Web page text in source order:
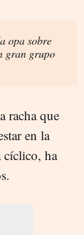
opa sobre
gran grupo
racha que
en la
cíclico, ha